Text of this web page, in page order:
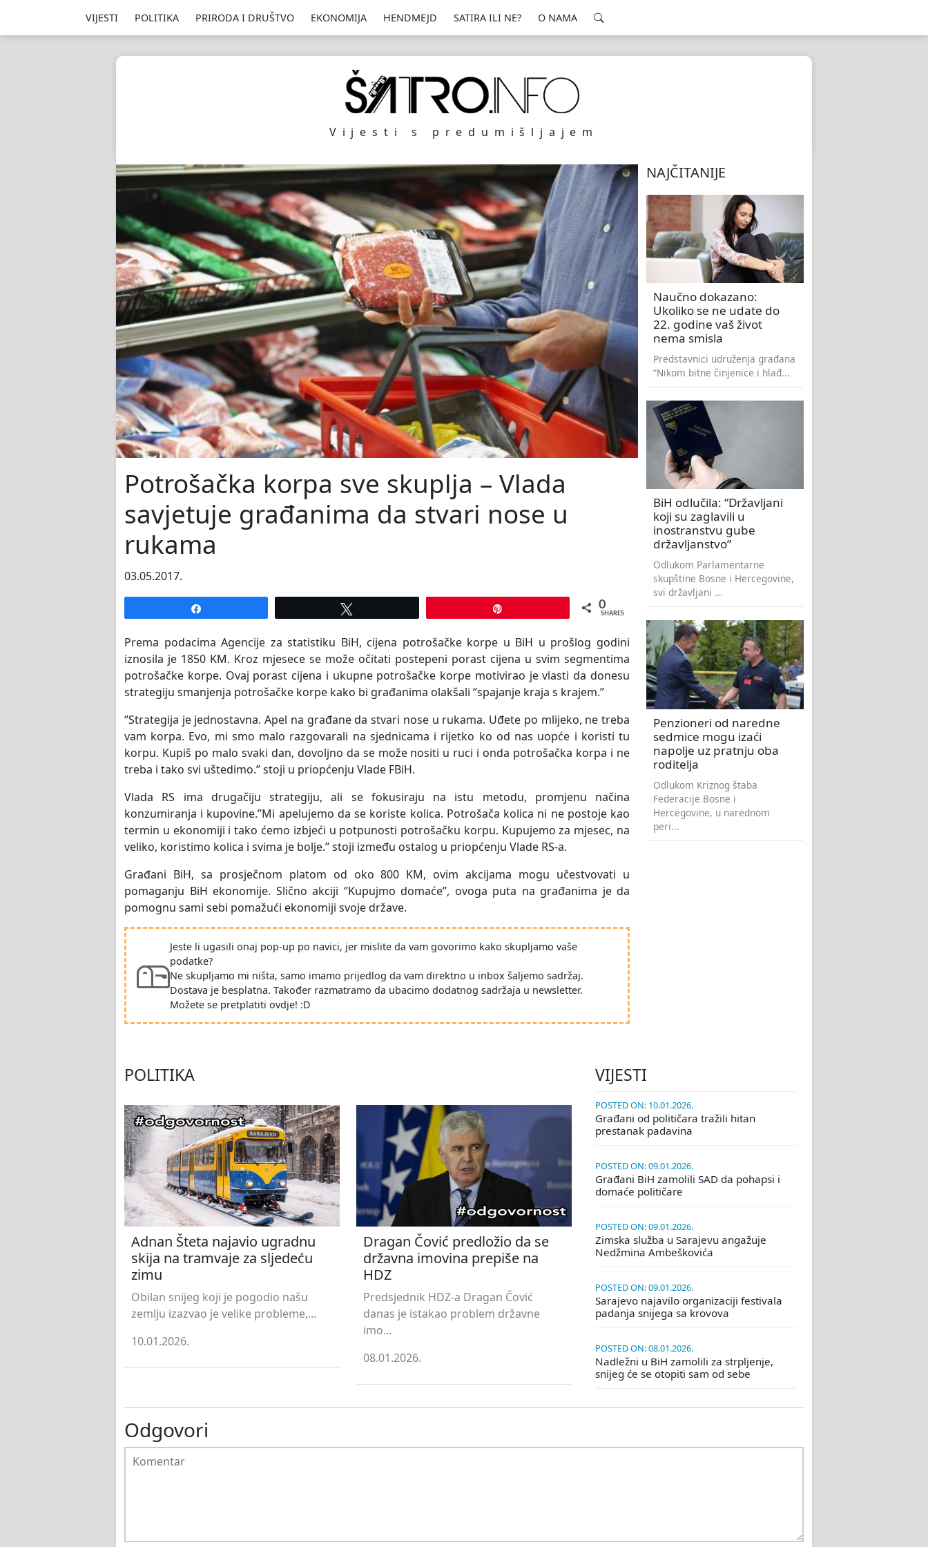
VIJESTI POLITIKA PRIRODA I DRUŠTVO EKONOMIJA HENDMEJD SATIRA ILI NE? O NAMA
Vijesti s predumišljajem
Potrošačka korpa sve skuplja – Vlada
savjetuje građanima da stvari nose u
rukama
03.05.2017.
0
SHARES
Prema podacima Agencije za statistiku BiH, cijena potrošačke korpe u BiH u prošlog godini
iznosila je 1850 KM. Kroz mjesece se može očitati postepeni porast cijena u svim segmentima
potrošačke korpe. Ovaj porast cijena i ukupne potrošačke korpe motivirao je vlasti da donesu
strategiju smanjenja potrošačke korpe kako bi građanima olakšali ‘’spajanje kraja s krajem.’’
‘’Strategija je jednostavna. Apel na građane da stvari nose u rukama. Uđete po mlijeko, ne treba
vam korpa. Evo, mi smo malo razgovarali na sjednicama i rijetko ko od nas uopće i koristi tu
korpu. Kupiš po malo svaki dan, dovoljno da se može nositi u ruci i onda potrošačka korpa i ne
treba i tako svi uštedimo.’’ stoji u priopćenju Vlade FBiH.
Vlada RS ima drugačiju strategiju, ali se fokusiraju na istu metodu, promjenu načina
konzumiranja i kupovine.’’Mi apelujemo da se koriste kolica. Potrošača kolica ni ne postoje kao
termin u ekonomiji i tako ćemo izbjeći u potpunosti potrošačku korpu. Kupujemo za mjesec, na
veliko, koristimo kolica i svima je bolje.’’ stoji između ostalog u priopćenju Vlade RS-a.
Građani BiH, sa prosječnom platom od oko 800 KM, ovim akcijama mogu učestvovati u
pomaganju BiH ekonomije. Slično akciji ‘’Kupujmo domaće’’, ovoga puta na građanima je da
pomognu sami sebi pomažući ekonomiji svoje države.
Jeste li ugasili onaj pop-up po navici, jer mislite da vam govorimo kako skupljamo vaše
podatke?
Ne skupljamo mi ništa, samo imamo prijedlog da vam direktno u inbox šaljemo sadržaj.
Dostava je besplatna. Također razmatramo da ubacimo dodatnog sadržaja u newsletter.
Možete se pretplatiti ovdje! :D
NAJČITANIJE
Naučno dokazano:
Ukoliko se ne udate do
22. godine vaš život
nema smisla
Predstavnici udruženja građana
“Nikom bitne činjenice i hlađ...
BiH odlučila: “Državljani
koji su zaglavili u
inostranstvu gube
državljanstvo”
Odlukom Parlamentarne
skupštine Bosne i Hercegovine,
svi državljani ...
Penzioneri od naredne
sedmice mogu izaći
napolje uz pratnju oba
roditelja
Odlukom Kriznog štaba
Federacije Bosne i
Hercegovine, u narednom
peri...
POLITIKA
Adnan Šteta najavio ugradnu
skija na tramvaje za sljedeću
zimu
Obilan snijeg koji je pogodio našu
zemlju izazvao je velike probleme,...
10.01.2026.
Dragan Čović predložio da se
državna imovina prepiše na
HDZ
Predsjednik HDZ-a Dragan Čović
danas je istakao problem državne
imo...
08.01.2026.
VIJESTI
POSTED ON: 10.01.2026.
Građani od političara tražili hitan
prestanak padavina
POSTED ON: 09.01.2026.
Građani BiH zamolili SAD da pohapsi i
domaće političare
POSTED ON: 09.01.2026.
Zimska služba u Sarajevu angažuje
Nedžmina Ambeškovića
POSTED ON: 09.01.2026.
Sarajevo najavilo organizaciji festivala
padanja snijega sa krovova
POSTED ON: 08.01.2026.
Nadležni u BiH zamolili za strpljenje,
snijeg će se otopiti sam od sebe
Odgovori